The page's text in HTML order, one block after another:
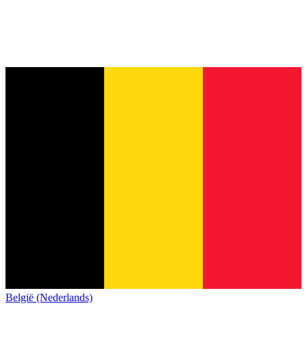
België (Nederlands)